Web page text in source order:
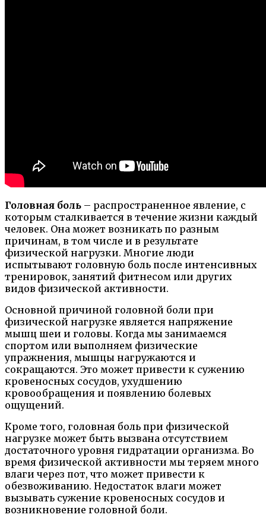
Головная боль – распространенное явление, с
которым сталкивается в течение жизни каждый
человек. Она может возникать по разным
причинам, в том числе и в результате
физической нагрузки. Многие люди
испытывают головную боль после интенсивных
тренировок, занятий фитнесом или других
видов физической активности.
Основной причиной головной боли при
физической нагрузке является напряжение
мышц шеи и головы. Когда мы занимаемся
спортом или выполняем физические
упражнения, мышцы нагружаются и
сокращаются. Это может привести к сужению
кровеносных сосудов, ухудшению
кровообращения и появлению болевых
ощущений.
Кроме того, головная боль при физической
нагрузке может быть вызвана отсутствием
достаточного уровня гидратации организма. Во
время физической активности мы теряем много
влаги через пот, что может привести к
обезвоживанию. Недостаток влаги может
вызывать сужение кровеносных сосудов и
возникновение головной боли.